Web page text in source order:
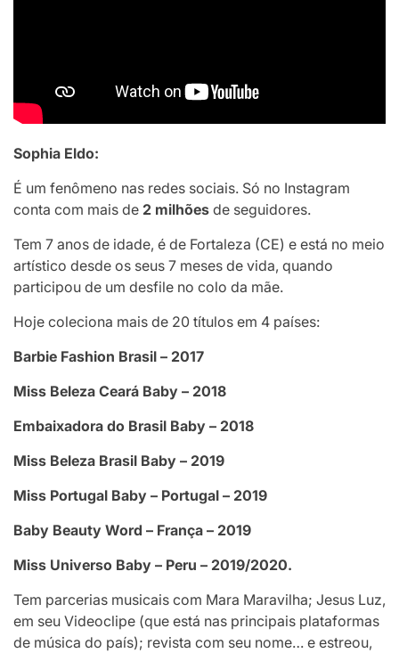
Sophia Eldo:
É um fenômeno nas redes sociais. Só no Instagram
conta com mais de 2 milhões de seguidores.
Tem 7 anos de idade, é de Fortaleza (CE) e está no meio
artístico desde os seus 7 meses de vida, quando
participou de um desfile no colo da mãe.
Hoje coleciona mais de 20 títulos em 4 países:
Barbie Fashion Brasil – 2017
Miss Beleza Ceará Baby – 2018
Embaixadora do Brasil Baby – 2018
Miss Beleza Brasil Baby – 2019
Miss Portugal Baby – Portugal – 2019
Baby Beauty Word – França – 2019
Miss Universo Baby – Peru – 2019/2020.
Tem parcerias musicais com Mara Maravilha; Jesus Luz,
em seu Videoclipe (que está nas principais plataformas
de música do país); revista com seu nome… e estreou,